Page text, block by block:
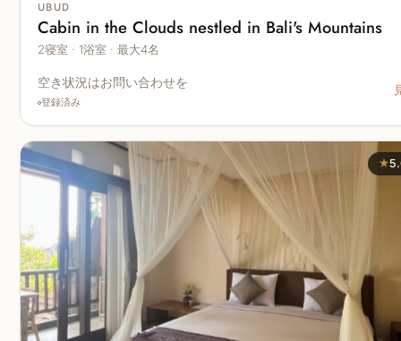
UBUD
Cabin in the Clouds nestled in Bali's Mountains
2寝室 · 1浴室 · 最大4名
空き状況はお問い合わせを
登録済み
★